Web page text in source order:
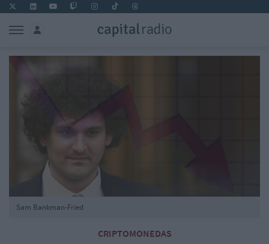
CRIPTOMONEDAS
Sam Bankman-Fried